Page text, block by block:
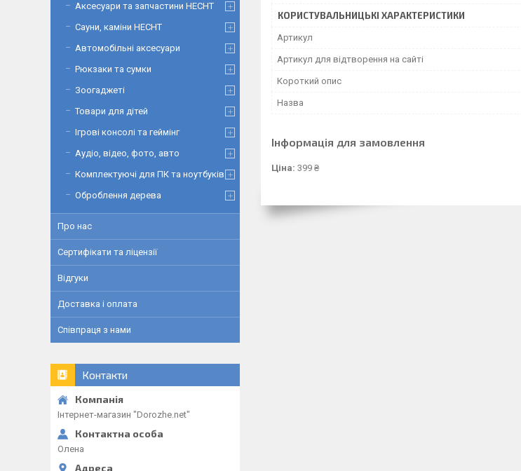
КОРИСТУВАЛЬНИЦЬКІ ХАРАКТЕРИСТИКИ
Артикул
Артикул для відтворення на сайті
Короткий опис
Назва
Інформація для замовлення
Ціна: 399 ₴
Аксесуари та запчастини HECHT
Сауни, каміни HECHT
Автомобільні аксесуари
Рюкзаки та сумки
Зоогаджеті
Товари для дітей
Ігрові консолі та геймінг
Аудіо, відео, фото, авто
Комплектуючі для ПК та ноутбуків
Оброблення дерева
Про нас
Сертифікати та ліцензії
Відгуки
Доставка і оплата
Співпраця з нами
Контакти
Інтернет-магазин "Dorozhe.net"
Олена